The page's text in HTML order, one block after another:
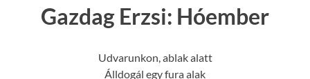
Gazdag Erzsi: Hóember
Udvarunkon, ablak alatt
Álldogál egy fura alak